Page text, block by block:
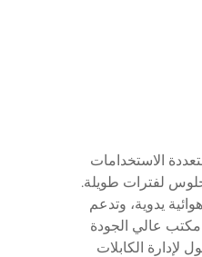
الاستخدامات
لفترات طويلة.
يدوية، وتدعم
مكتب عالي الجودة
لإدارة الكابلات